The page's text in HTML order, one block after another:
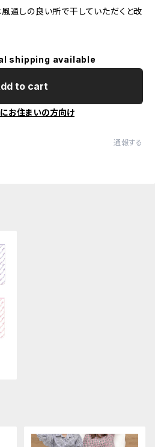
通しの良い所で干していただくと改
shipping available
to cart
お住まいの方向け
通報する